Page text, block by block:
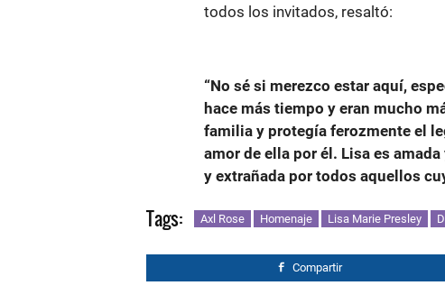
todos los invitados, resaltó:
“No sé si merezco estar aquí,
hace más tiempo y eran mucho
familia y protegía ferozmente el
amor de ella por él. Lisa es
y extrañada por todos aquellos
Tags: Axl Rose Homenaje Lisa Marie Presley
Compartir